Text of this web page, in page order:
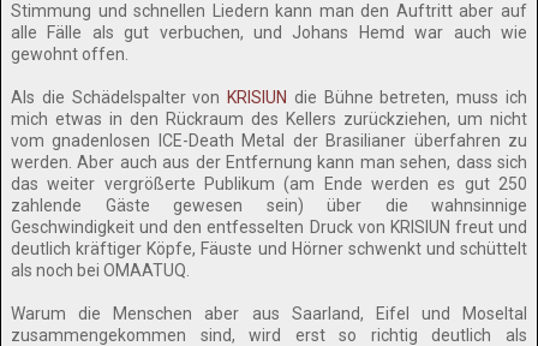
Stimmung und schnellen Liedern kann man den Auftritt aber auf
alle Fälle als gut verbuchen, und Johans Hemd war auch wie
gewohnt offen.
Als die Schädelspalter von KRISIUN die Bühne betreten, muss ich
mich etwas in den Rückraum des Kellers zurückziehen, um nicht
vom gnadenlosen ICE-Death Metal der Brasilianer überfahren zu
werden. Aber auch aus der Entfernung kann man sehen, dass sich
das weiter vergrößerte Publikum (am Ende werden es gut 250
zahlende Gäste gewesen sein) über die wahnsinnige
Geschwindigkeit und den entfesselten Druck von KRISIUN freut und
deutlich kräftiger Köpfe, Fäuste und Hörner schwenkt und schüttelt
als noch bei OMAATUQ.
Warum die Menschen aber aus Saarland, Eifel und Moseltal
zusammengekommen sind, wird erst so richtig deutlich als